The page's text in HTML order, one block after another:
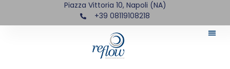
Piazza Vittoria 10, Napoli (NA)
+39 08119108218